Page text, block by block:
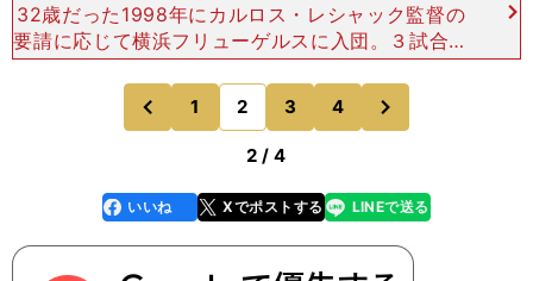
32歳だった1998年にカルロス・レシャック監督の
要請に応じて横浜フリューゲルスに入団。３試合連
続ゴールを決めるなど期待をもたせた。しかし同年
９月、レシャック監督が成績不振のために退任する
と、その後は
前
のページへ
1 2 3 4
のページへ
2 / 4
faceboo
k
いいね Xでポストする
line LINEで送る